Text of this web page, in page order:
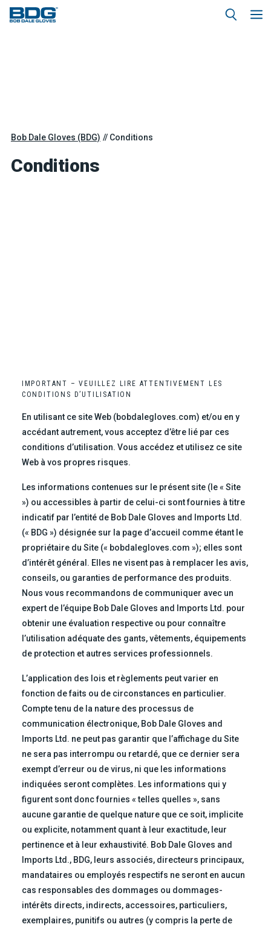
Bob Dale Gloves (BDG) Conditions
Conditions
IMPORTANT – VEUILLEZ LIRE ATTENTIVEMENT LES
CONDITIONS D’UTILISATION
En utilisant ce site Web (bobdalegloves.com) et/ou en y
accédant autrement, vous acceptez d’être lié par ces
conditions d’utilisation. Vous accédez et utilisez ce site
Web à vos propres risques.
Les informations contenues sur le présent site (le « Site
») ou accessibles à partir de celui-ci sont fournies à titre
indicatif par l’entité de Bob Dale Gloves and Imports Ltd.
(« BDG ») désignée sur la page d’accueil comme étant le
propriétaire du Site (« bobdalegloves.com »); elles sont
d’intérêt général. Elles ne visent pas à remplacer les avis,
conseils, ou garanties de performance des produits.
Nous vous recommandons de communiquer avec un
expert de l’équipe Bob Dale Gloves and Imports Ltd. pour
obtenir une évaluation respective ou pour connaître
l’utilisation adéquate des gants, vêtements, équipements
de protection et autres services professionnels.
L’application des lois et règlements peut varier en
fonction de faits ou de circonstances en particulier.
Compte tenu de la nature des processus de
communication électronique, Bob Dale Gloves and
Imports Ltd. ne peut pas garantir que l’affichage du Site
ne sera pas interrompu ou retardé, que ce dernier sera
exempt d’erreur ou de virus, ni que les informations
indiquées seront complètes. Les informations qui y
figurent sont donc fournies « telles quelles », sans
aucune garantie de quelque nature que ce soit, implicite
ou explicite, notamment quant à leur exactitude, leur
pertinence et à leur exhaustivité. Bob Dale Gloves and
Imports Ltd., BDG, leurs associés, directeurs principaux,
mandataires ou employés respectifs ne seront en aucun
cas responsables des dommages ou dommages-
intérêts directs, indirects, accessoires, particuliers,
exemplaires, punitifs ou autres (y compris la perte de